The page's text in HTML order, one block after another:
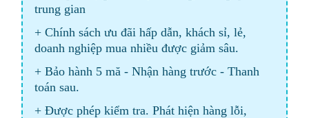
trung gian
+ Chính sách ưu đãi hấp dẫn, khách sỉ, lẻ,
doanh nghiệp mua nhiều được giảm sâu.
+ Bảo hành 5 mă - Nhận hàng trước - Thanh
toán sau.
+ Được phép kiểm tra. Phát hiện hàng lỗi,